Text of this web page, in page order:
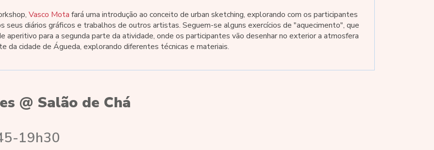
Vasco Mota fará uma introdução ao conceito de urban sketching, explorando com os participantes
seus diários gráficos e trabalhos de outros artistas. Seguem-se alguns exercícios de "aquecimento", que
aperitivo para a segunda parte da atividade, onde os participantes vão desenhar no exterior a atmosfera
da cidade de Águeda, explorando diferentes técnicas e materiais.
@ Salão de Chá
19h30